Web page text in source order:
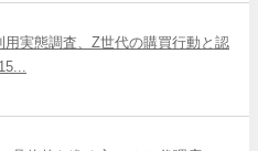
用実態調査、Z世代の購買行動と認